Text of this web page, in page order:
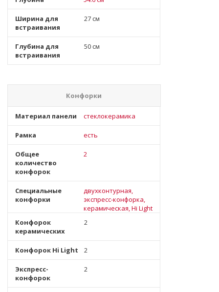
Ширина для
встраивания
27 см
Глубина для
встраивания
50 см
Конфорки
Материал панели стеклокерамика
Рамка есть
Общее
количество
конфорок
2
Специальные
конфорки
двухконтурная,
экспресс-конфорка,
керамическая, Hi Light
Конфорок
керамических
2
Конфорок Hi Light 2
Экспресс-
конфорок
2